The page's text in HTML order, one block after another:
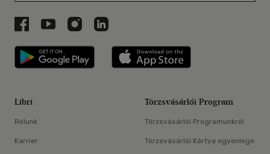
Libri a Facebookon
Libri a Youtube-on
Libri az Instagramon
Libri a LinkedInen
Libri applikáció Szerezd meg: Google
Libri
Rólunk
Karrier
Törzsvásárlói Program
Törzsvásárlói Programunkról
Törzsvásárlói Kártya egyenlege